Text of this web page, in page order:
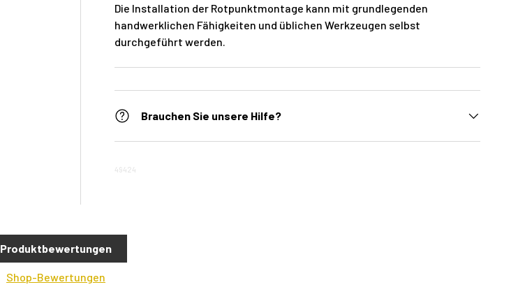
Die Installation der Rotpunktmontage kann mit grundlegenden
handwerklichen Fähigkeiten und üblichen Werkzeugen selbst
durchgeführt werden.
Brauchen Sie unsere Hilfe?
49424
Produktbewertungen
Shop-Bewertungen